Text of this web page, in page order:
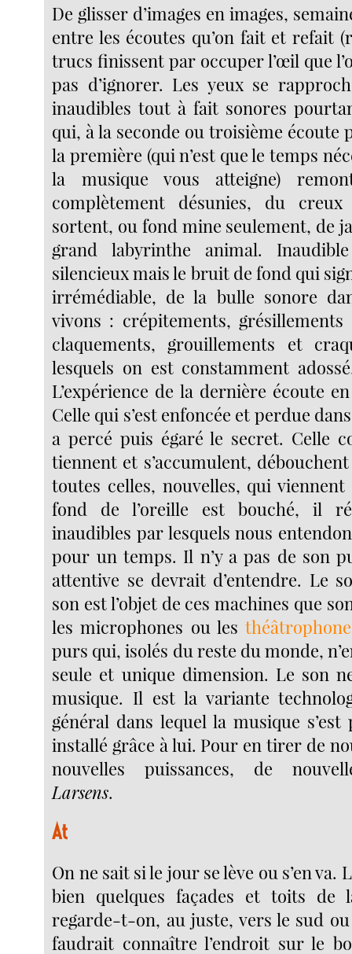
De glisser d’images en images,
entre les écoutes qu’on fait et refait
trucs finissent par occuper l’œil que
pas d’ignorer. Les yeux se
inaudibles tout à fait sonores
qui, à la seconde ou troisième écoute
la première (qui n’est que le temps
la musique vous atteigne)
complètement désunies, du
sortent, ou fond mine seulement, de
grand labyrinthe animal.
silencieux mais le bruit de fond qui
irrémédiable, de la bulle sonore
vivons : crépitements, grésillements
claquements, grouillements et
lesquels on est constamment
L’expérience de la dernière écoute
Celle qui s’est enfoncée et perdue
a percé puis égaré le secret. Celle
tiennent et s’accumulent,
toutes celles, nouvelles, qui
fond de l’oreille est bouché, il
inaudibles par lesquels nous
pour un temps. Il n’y a pas de son
attentive se devrait d’entendre. Le
son est l’objet de ces machines que
les microphones ou les
purs qui, isolés du reste du monde,
seule et unique dimension. Le son
musique. Il est la variante
général dans lequel la musique s’est
installé grâce à lui. Pour en tirer de
nouvelles puissances, de
Larsens.
At
On ne sait si le jour se lève ou s’en va.
bien quelques façades et toits de
regarde-t-on, au juste, vers le sud
faudrait connaître l’endroit sur le